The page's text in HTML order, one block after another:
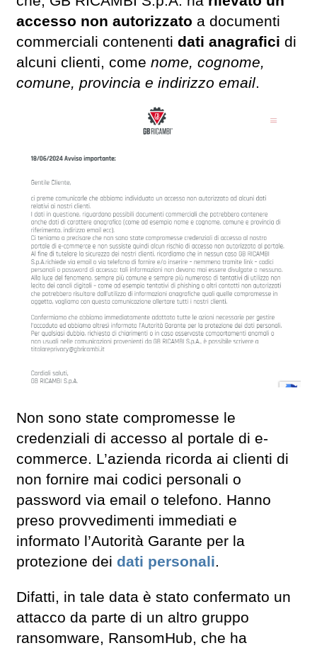
accesso non autorizzato a documenti
commerciali contenenti dati anagrafici di
alcuni clienti, come nome, cognome,
comune, provincia e indirizzo email.
Non sono state compromesse le
credenziali di accesso al portale di e-
commerce. L’azienda ricorda ai clienti di
non fornire mai codici personali o
password via email o telefono. Hanno
preso provvedimenti immediati e
informato l’Autorità Garante per la
protezione dei dati personali.
Difatti, in tale data è stato confermato un
attacco da parte di un altro gruppo
ransomware, RansomHub, che ha